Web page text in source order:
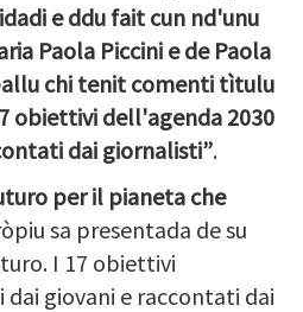
e ddu fait cun nd'unu
Paola Piccini e de Paola
chi tenit comenti tìtulu
obiettivi dell'agenda 2030
dai giornalisti”.
per il pianeta che
sa presentada de su
I 17 obiettivi
giovani e raccontati dai